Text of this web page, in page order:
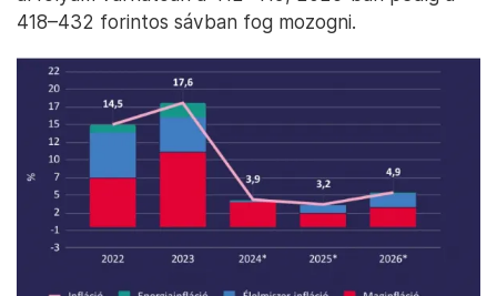
418–432 forintos sávban fog mozogni.